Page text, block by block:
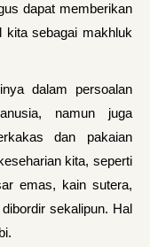
dapat memberikan
kita sebagai makhluk
dalam persoalan
namun juga
dan pakaian
kita, seperti
emas, kain sutera,
sekalipun. Hal